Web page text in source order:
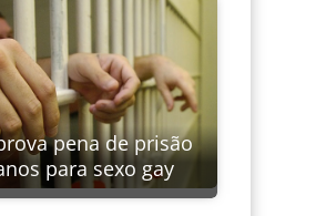
pena de prisão
para sexo gay